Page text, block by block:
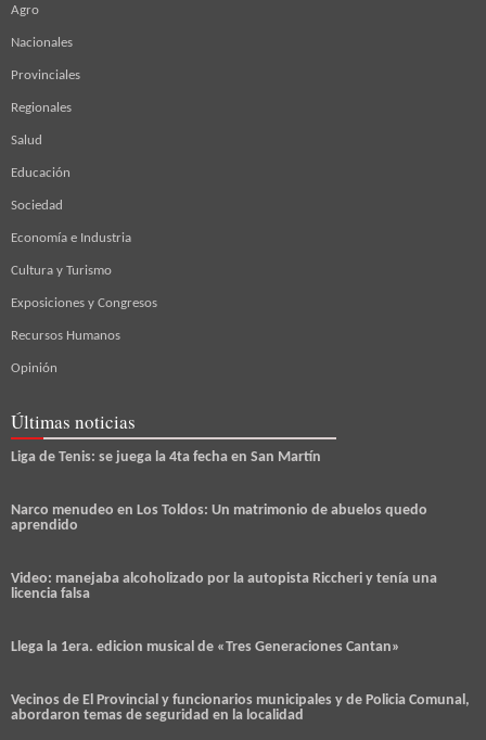
Agro
Nacionales
Provinciales
Regionales
Salud
Educación
Sociedad
Economía e Industria
Cultura y Turismo
Exposiciones y Congresos
Recursos Humanos
Opinión
Últimas noticias
Liga de Tenis: se juega la 4ta fecha en San Martín
Narco menudeo en Los Toldos: Un matrimonio de abuelos quedo
aprendido
Video: manejaba alcoholizado por la autopista Riccheri y tenía una
licencia falsa
Llega la 1era. edicion musical de «Tres Generaciones Cantan»
Vecinos de El Provincial y funcionarios municipales y de Policia Comunal,
abordaron temas de seguridad en la localidad